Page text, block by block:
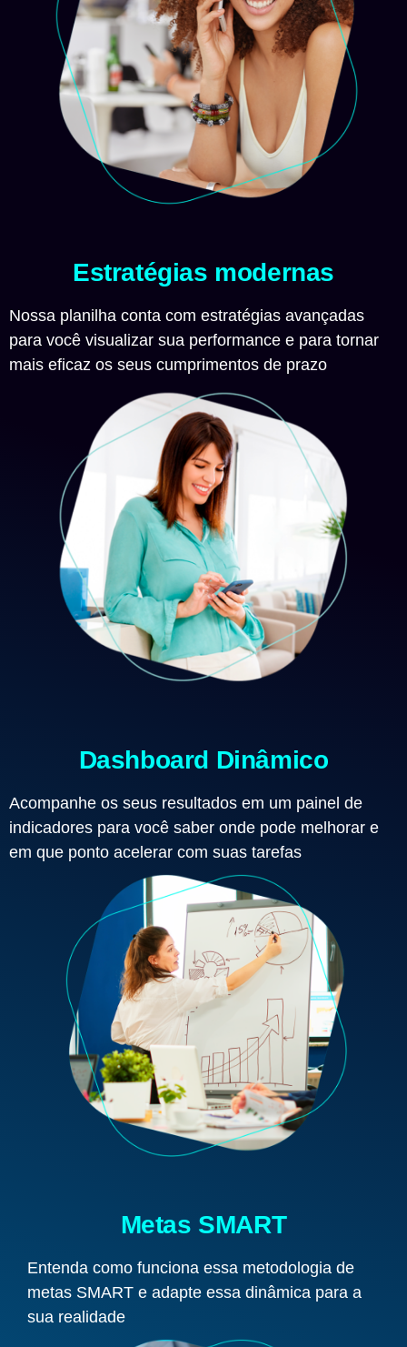
Estratégias modernas
Nossa planilha conta com estratégias avançadas
para você visualizar sua performance e para tornar
mais eficaz os seus cumprimentos de prazo
Dashboard Dinâmico
Acompanhe os seus resultados em um painel de
indicadores para você saber onde pode melhorar e
em que ponto acelerar com suas tarefas
Metas SMART
Entenda como funciona essa metodologia de
metas SMART e adapte essa dinâmica para a
sua realidade